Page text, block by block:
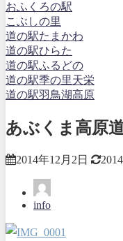
おふくろの駅
こぶしの里
道の駅たまかわ
道の駅ひらた
道の駅ふるどの
道の駅季の里天栄
道の駅羽鳥湖高原
あぶくま高原
2014年12月2日
info